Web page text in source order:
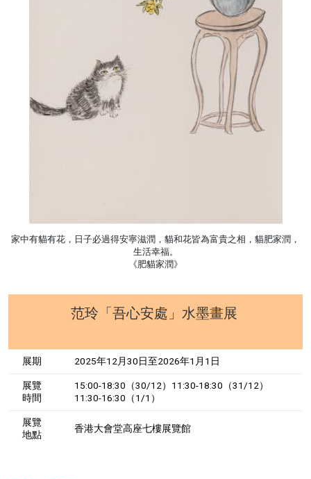
家中有貓有花，日子必過得安寧滋潤，貓和花皆為富貴之相，貓肥家潤，
生活幸福。
《肥貓家潤》
范玲「吾心安處」水墨畫展
展期 2025年12月30日至2026年1月1日
展覽
時間
15:00-18:30（30/12）11:30-18:30（31/12）
11:30-16:30（1/1）
展覽
地點
香港大會堂高座七樓展覽館